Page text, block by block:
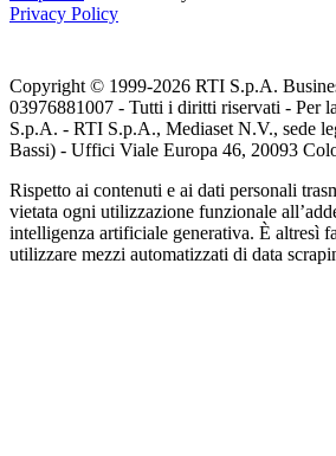
Privacy Policy
Copyright © 1999-2026 RTI S.p.A.
03976881007 - Tutti i diritti riservati - Per
S.p.A. - RTI S.p.A., Mediaset N.V., sede
Bassi) - Uffici Viale Europa 46, 20093
Rispetto ai contenuti e ai dati personali
vietata ogni utilizzazione funzionale
intelligenza artificiale generativa. È altresì
utilizzare mezzi automatizzati di data